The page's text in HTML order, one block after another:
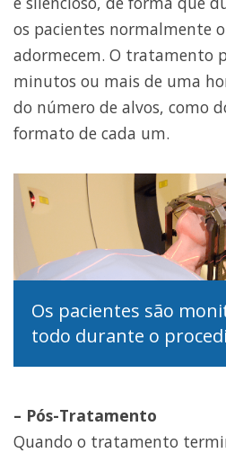
os pacientes normalmente
adormecem. O tratamento
minutos ou mais de uma
do número de alvos, como
formato de cada um.
Os pacientes são
todo durante o
– Pós-Tratamento
Quando o tratamento